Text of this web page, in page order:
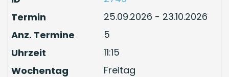
25.09.2026 - 23.10.2026
5
11:15
Freitag